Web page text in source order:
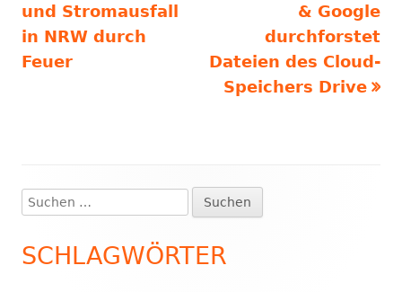
und Stromausfall
in NRW durch
Feuer
& Google
durchforstet
Dateien des Cloud-
Speichers Drive
Haupt-
Seitenleiste
Suchen
nach:
SCHLAGWÖRTER